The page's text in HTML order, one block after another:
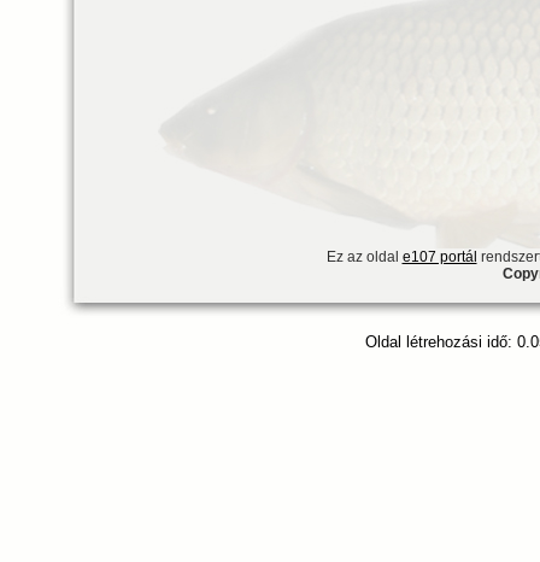
Ez az oldal e107 portál
Oldal létrehozási idő: